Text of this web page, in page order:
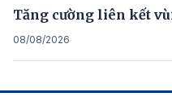
Tăng cường liên kết
08/08/2026